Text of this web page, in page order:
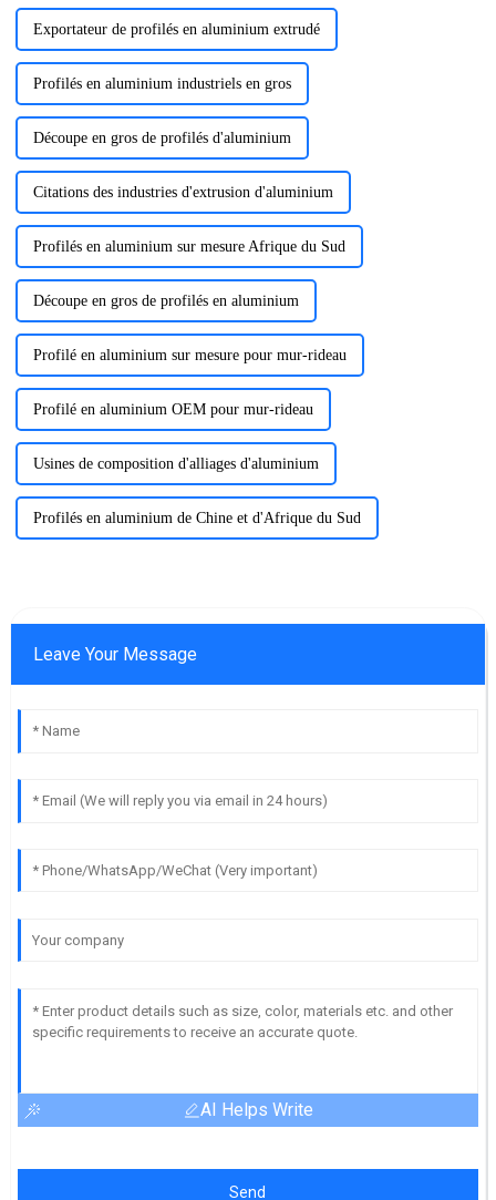
Exportateur de profilés en aluminium extrudé
Profilés en aluminium industriels en gros
Découpe en gros de profilés d'aluminium
Citations des industries d'extrusion d'aluminium
Profilés en aluminium sur mesure Afrique du Sud
Découpe en gros de profilés en aluminium
Profilé en aluminium sur mesure pour mur-rideau
Profilé en aluminium OEM pour mur-rideau
Usines de composition d'alliages d'aluminium
Profilés en aluminium de Chine et d'Afrique du Sud
Leave Your Message
AI Helps Write
Send